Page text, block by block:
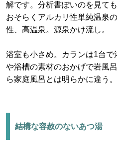
解です。分析書ぽいのを見て
おそらくアルカリ性単純温泉
性、高温泉。源泉かけ流し。
浴室も小さめ。カランは1台
や浴槽の素材のおかげで岩風
ら家庭風呂とは明らかに違う。
結構な容赦のないあつ湯